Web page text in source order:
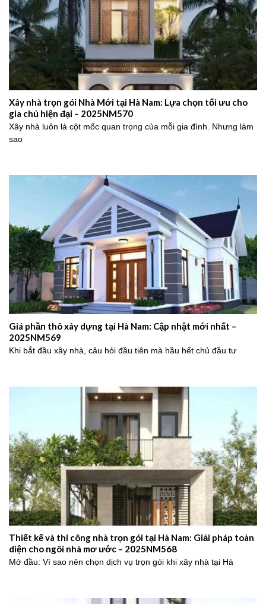
Xây nhà trọn gói Nhà Mới tại Hà Nam: Lựa chọn tối ưu cho
gia chủ hiện đại – 2025NM570
Xây nhà luôn là cột mốc quan trọng của mỗi gia đình. Nhưng làm
sao
Giá phần thô xây dựng tại Hà Nam: Cập nhật mới nhất –
2025NM569
Khi bắt đầu xây nhà, câu hỏi đầu tiên mà hầu hết chủ đầu tư
Thiết kế và thi công nhà trọn gói tại Hà Nam: Giải pháp toàn
diện cho ngôi nhà mơ ước – 2025NM568
Mở đầu: Vì sao nên chọn dịch vụ trọn gói khi xây nhà tại Hà